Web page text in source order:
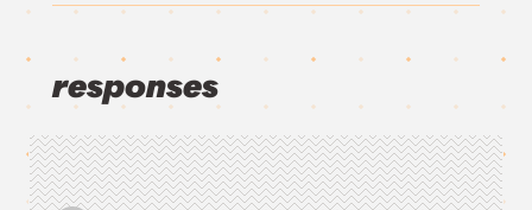
responses